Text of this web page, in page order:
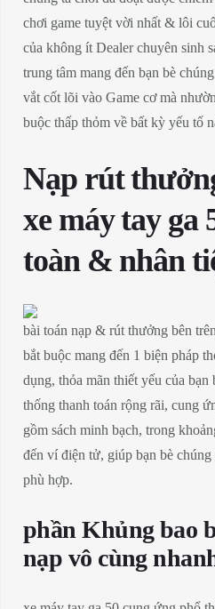
chơi game tuyệt vời nhất & lôi
của không ít Dealer chuyên sinh
trung tâm mang đến bạn bè
vắt cốt lõi vào Game cơ mà
buộc thấp thỏm về bất kỳ yếu tố
Nạp rút
xe máy tay ga
toàn & nhân
bài toán nạp & rút thưởng bên
bắt buộc mang đến 1 biện pháp
dụng, thỏa mãn thiết yếu của bạn
thống thanh toán rộng rãi, cung
gồm sách minh bạch, trong
đến ví điện tử, giúp bạn bè
phù hợp.
phần Khủng bao
nạp vô cùng